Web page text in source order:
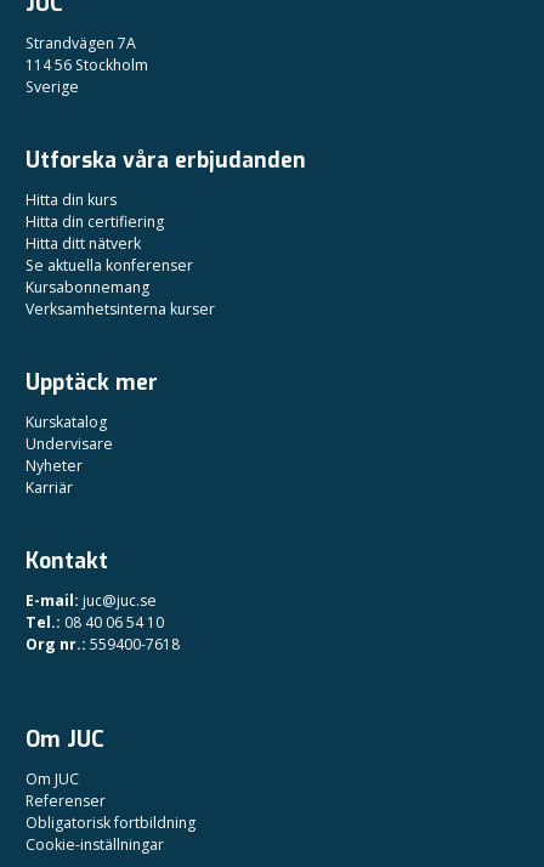
Strandvägen 7A
114 56 Stockholm
Sverige
Utforska våra erbjudanden
Hitta din kurs
Hitta din certifiering
Hitta ditt nätverk
Se aktuella konferenser
Kursabonnemang
Verksamhetsinterna kurser
Upptäck mer
Kurskatalog
Undervisare
Nyheter
Karriär
Kontakt
E-mail: juc@juc.se
Tel.: 08 40 06 54 10
Org nr.: 559400-7618
Om JUC
Om JUC
Referenser
Obligatorisk fortbildning
Cookie-inställningar